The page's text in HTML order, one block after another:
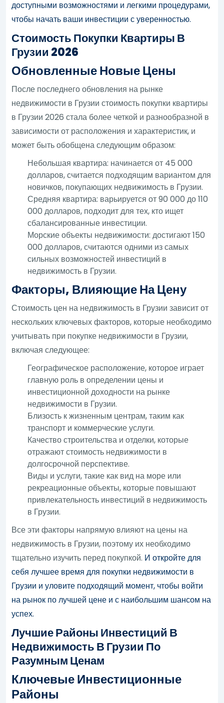
доступными возможностями и легкими процедурами,
чтобы начать ваши инвестиции с уверенностью.
Стоимость Покупки Квартиры В
Грузии 2026
Обновленные Новые Цены
После последнего обновления на рынке
недвижимости в Грузии стоимость покупки квартиры
в Грузии 2026 стала более четкой и разнообразной в
зависимости от расположения и характеристик, и
может быть обобщена следующим образом:
Небольшая квартира: начинается от 45 000
долларов, считается подходящим вариантом для
новичков, покупающих недвижимость в Грузии.
Средняя квартира: варьируется от 90 000 до 110
000 долларов, подходит для тех, кто ищет
сбалансированные инвестиции.
Морские объекты недвижимости: достигают 150
000 долларов, считаются одними из самых
сильных возможностей инвестиций в
недвижимость в Грузии.
Факторы, Влияющие На Цену
Стоимость цен на недвижимость в Грузии зависит от
нескольких ключевых факторов, которые необходимо
учитывать при покупке недвижимости в Грузии,
включая следующее:
Географическое расположение, которое играет
главную роль в определении цены и
инвестиционной доходности на рынке
недвижимости в Грузии.
Близость к жизненным центрам, таким как
транспорт и коммерческие услуги.
Качество строительства и отделки, которые
отражают стоимость недвижимости в
долгосрочной перспективе.
Виды и услуги, такие как вид на море или
рекреационные объекты, которые повышают
привлекательность инвестиций в недвижимость
в Грузии.
Все эти факторы напрямую влияют на цены на
недвижимость в Грузии, поэтому их необходимо
тщательно изучить перед покупкой. И откройте для
себя лучшее время для покупки недвижимости в
Грузии и уловите подходящий момент, чтобы войти
на рынок по лучшей цене и с наибольшим шансом на
успех.
Лучшие Районы Инвестиций В
Недвижимость В Грузии По
Разумным Ценам
Ключевые Инвестиционные
Районы